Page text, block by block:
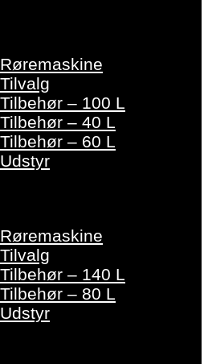
– 100 L
– 40 L
– 60 L
– 140 L
– 80 L